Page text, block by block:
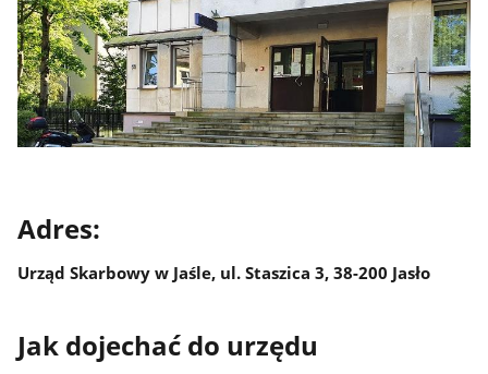
Adres:
Urząd Skarbowy w Jaśle, ul. Staszica 3, 38-200 Jasło
Jak dojechać do urzędu